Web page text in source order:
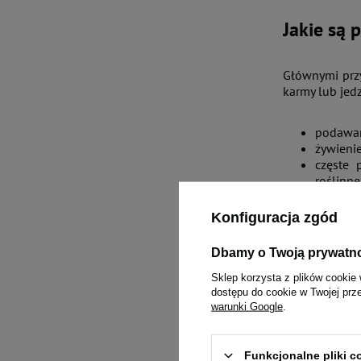
Jakie są
Głównymi
karmy lub
częste
żywienie
brak
Dieta
Konfiguracja zgód
Dbamy o Twoją
Sklep korzysta z plików cookie
dostępu do cookie w Twojej
warunki Google
Funkcjonalne pliki